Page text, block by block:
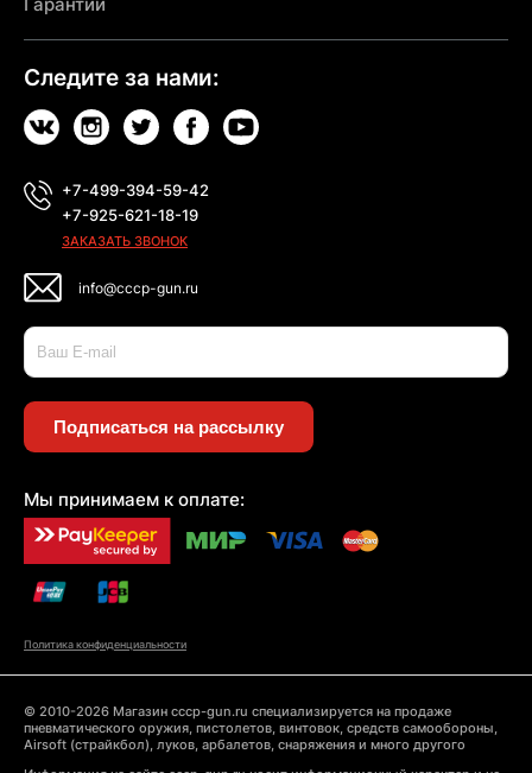
Следите за нами:
+7-499-394-59-42
+7-925-621-18-19
ЗАКАЗАТЬ ЗВОНОК
info@cccp-gun.ru
Подписаться на рассылку
Мы принимаем к оплате:
Политика конфиденциальности
© 2010-2026 Магазин cccp-gun.ru специализируется на продаже
пневматического оружия, пистолетов, винтовок, средств самообороны,
Airsoft (страйкбол), луков, арбалетов, снаряжения и много другого